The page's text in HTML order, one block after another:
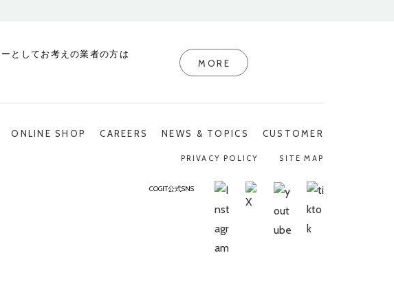
としてお考えの業者の方は
MORE
ONLINE SHOP CAREERS NEWS & TOPICS CUSTOMER
PRIVACY POLICY SITE MAP
COGIT公式SNS